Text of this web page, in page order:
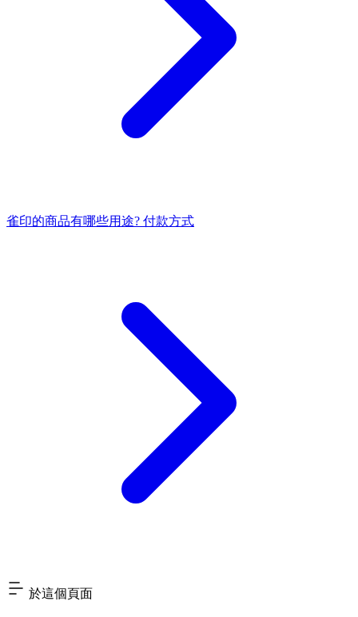
雀印的商品有哪些用途? 付款方式
於這個頁面